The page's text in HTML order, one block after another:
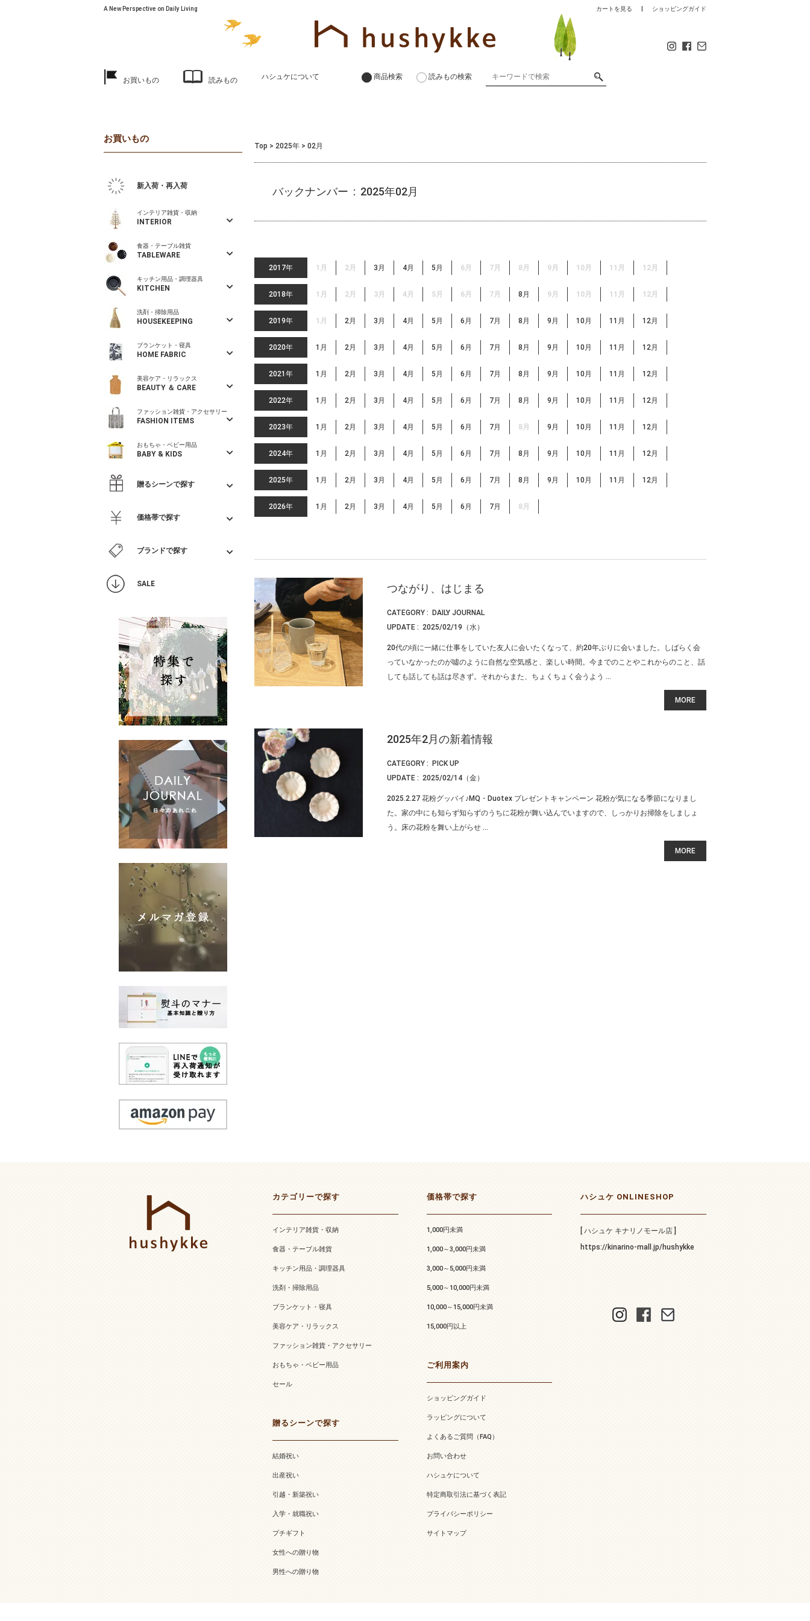
A New Perspective on Daily Living カートを見る ショッピングガイド
お買いもの 読みもの ハシュケについて 商品検索 読みもの検索
Top > 2025年 > 02月
バックナンバー : 2025年02月
2017年 1月 2月 3月 4月 5月 6月 7月 8月 9月 10月 11月 12月
2018年 1月 2月 3月 4月 5月 6月 7月 8月 9月 10月 11月 12月
2019年 1月 2月 3月 4月 5月 6月 7月 8月 9月 10月 11月 12月
2020年 1月 2月 3月 4月 5月 6月 7月 8月 9月 10月 11月 12月
2021年 1月 2月 3月 4月 5月 6月 7月 8月 9月 10月 11月 12月
2022年 1月 2月 3月 4月 5月 6月 7月 8月 9月 10月 11月 12月
2023年 1月 2月 3月 4月 5月 6月 7月 8月 9月 10月 11月 12月
2024年 1月 2月 3月 4月 5月 6月 7月 8月 9月 10月 11月 12月
2025年 1月 2月 3月 4月 5月 6月 7月 8月 9月 10月 11月 12月
2026年 1月 2月 3月 4月 5月 6月 7月 8月
つながり、はじまる
CATEGORY :
DAILY JOURNAL
UPDATE : 2025/02/19（水）
20代の頃に一緒に仕事をしていた友人に会いたくなって、約20年ぶりに会いました。しばらく会
っていなかったのが噓のように自然な空気感と、楽しい時間。今までのことやこれからのこと、話
しても話しても話は尽きず。それからまた、ちょくちょく会うよう ...
MORE
2025年2月の新着情報
CATEGORY :
PICK UP
UPDATE : 2025/02/14（金）
2025.2.27 花粉グッバイ♪MQ・Duotex プレゼントキャンペーン 花粉が気になる季節になりまし
た。家の中にも知らず知らずのうちに花粉が舞い込んでいますので、しっかりお掃除をしましょ
う。床の花粉を舞い上がらせ ...
MORE
お買いもの
新入荷・再入荷
インテリア雑貨・収納
INTERIOR
食器・テーブル雑貨
TABLEWARE
キッチン用品・調理器具
KITCHEN
洗剤・掃除用品
HOUSEKEEPING
ブランケット・寝具
HOME FABRIC
美容ケア・リラックス
BEAUTY ＆ CARE
ファッション雑貨・アクセサリー
FASHION ITEMS
おもちゃ・ベビー用品
BABY & KIDS
贈るシーンで探す
価格帯で探す
ブランドで探す
SALE
カテゴリーで探す
インテリア雑貨・収納
食器・テーブル雑貨
キッチン用品・調理器具
洗剤・掃除用品
ブランケット・寝具
美容ケア・リラックス
ファッション雑貨・アクセサリー
おもちゃ・ベビー用品
セール
贈るシーンで探す
結婚祝い
出産祝い
引越・新築祝い
入学・就職祝い
プチギフト
女性への贈り物
男性への贈り物
価格帯で探す
1,000円未満
1,000～3,000円未満
3,000～5,000円未満
5,000～10,000円未満
10,000～15,000円未満
15,000円以上
ご利用案内
ショッピングガイド
ラッピングについて
よくあるご質問（FAQ）
お問い合わせ
ハシュケについて
特定商取引法に基づく表記
プライバシーポリシー
サイトマップ
ハシュケ ONLINESHOP
[ ハシュケ キナリノモール店 ]
https://kinarino-mall.jp/hushykke